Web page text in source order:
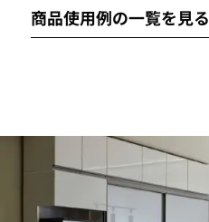
商品使用例の一覧を見る